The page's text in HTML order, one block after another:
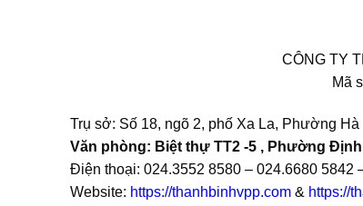
CÔNG TY
Mã
Trụ sở: Số 18, ngõ 2, phố Xa La, Phường
Văn phòng: Biệt thự TT2 -5 , Phường
Điện thoại: 024.3552 8580 – 024.6680 5842
Website: https://thanhbinhvpp.com & https://